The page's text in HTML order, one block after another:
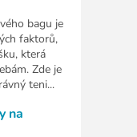
bagu je
faktorů,
která
Zde je
teni...
na